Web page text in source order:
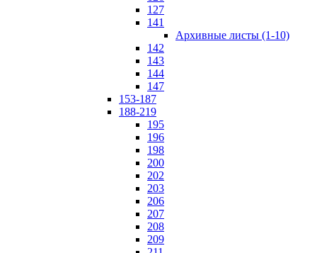
127
141
Архивные листы (1-10)
142
143
144
147
153-187
188-219
195
196
198
200
202
203
206
207
208
209